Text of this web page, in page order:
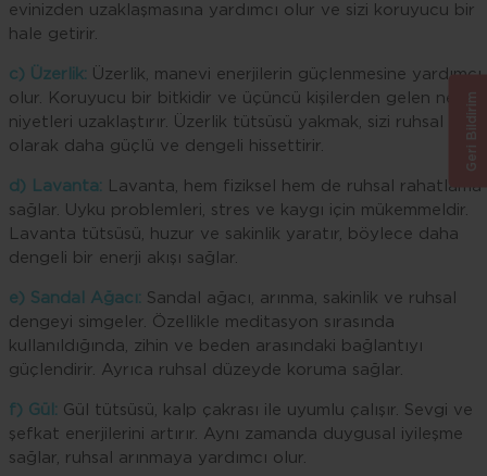
evinizden uzaklaşmasına yardımcı olur ve sizi koruyucu bir
hale getirir.
c) Üzerlik: Üzerlik, manevi enerjilerin güçlenmesine yardımcı
olur. Koruyucu bir bitkidir ve üçüncü kişilerden gelen
niyetleri uzaklaştırır. Üzerlik tütsüsü yakmak, sizi ruhsal
olarak daha güçlü ve dengeli hissettirir.
d) Lavanta: Lavanta, hem fiziksel hem de ruhsal rahatlama
sağlar. Uyku problemleri, stres ve kaygı için mükemmeldir.
Lavanta tütsüsü, huzur ve sakinlik yaratır, böylece daha
dengeli bir enerji akışı sağlar.
e) Sandal Ağacı: Sandal ağacı, arınma, sakinlik ve ruhsal
dengeyi simgeler. Özellikle meditasyon sırasında
kullanıldığında, zihin ve beden arasındaki bağlantıyı
güçlendirir. Ayrıca ruhsal düzeyde koruma sağlar.
f) Gül: Gül tütsüsü, kalp çakrası ile uyumlu çalışır. Sevgi ve
şefkat enerjilerini artırır. Aynı zamanda duygusal iyileşme
sağlar, ruhsal arınmaya yardımcı olur.